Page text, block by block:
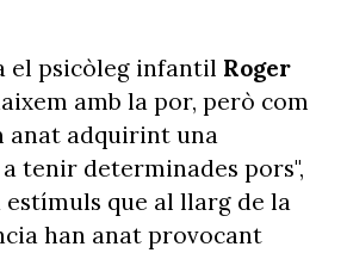
el psicòleg infantil Roger
amb la por, però com
anat adquirint una
tenir determinades pors",
estímuls que al llarg de la
han anat provocant